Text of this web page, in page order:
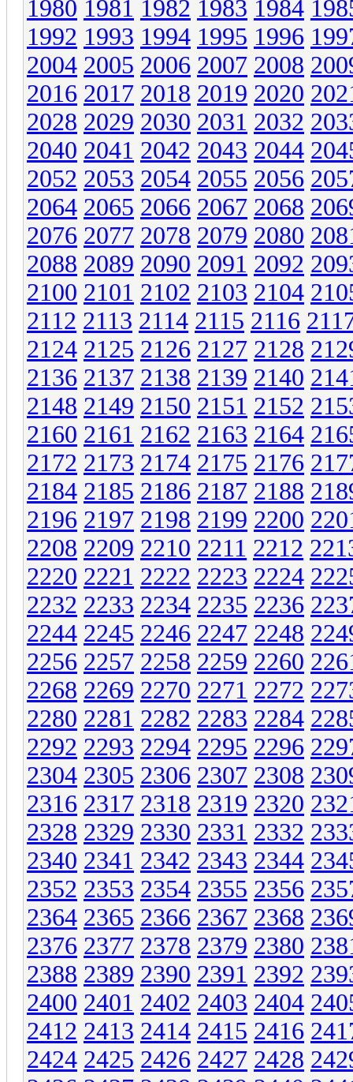
1980 1981 1982 1983 1984
1992 1993 1994 1995 1996
2004 2005 2006 2007 2008
2016 2017 2018 2019 2020
2028 2029 2030 2031 2032
2040 2041 2042 2043 2044
2052 2053 2054 2055 2056
2064 2065 2066 2067 2068
2076 2077 2078 2079 2080
2088 2089 2090 2091 2092
2100 2101 2102 2103 2104
2112 2113 2114 2115 2116
2124 2125 2126 2127 2128
2136 2137 2138 2139 2140
2148 2149 2150 2151 2152
2160 2161 2162 2163 2164
2172 2173 2174 2175 2176
2184 2185 2186 2187 2188
2196 2197 2198 2199 2200
2208 2209 2210 2211 2212
2220 2221 2222 2223 2224
2232 2233 2234 2235 2236
2244 2245 2246 2247 2248
2256 2257 2258 2259 2260
2268 2269 2270 2271 2272
2280 2281 2282 2283 2284
2292 2293 2294 2295 2296
2304 2305 2306 2307 2308
2316 2317 2318 2319 2320
2328 2329 2330 2331 2332
2340 2341 2342 2343 2344
2352 2353 2354 2355 2356
2364 2365 2366 2367 2368
2376 2377 2378 2379 2380
2388 2389 2390 2391 2392
2400 2401 2402 2403 2404
2412 2413 2414 2415 2416
2424 2425 2426 2427 2428